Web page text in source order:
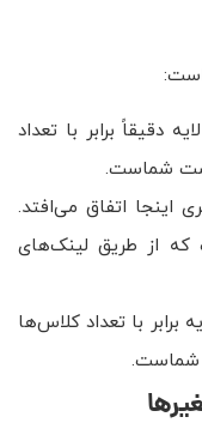
دقیقاً برابر با تعداد
اینجا اتفاق می‌افتد.
که از طریق لینک‌های
برابر با تعداد کلاس‌ها
شماست.